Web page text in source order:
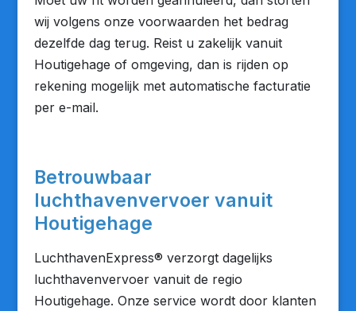
wij volgens onze voorwaarden het bedrag
dezelfde dag terug. Reist u zakelijk vanuit
Houtigehage of omgeving, dan is rijden op
rekening mogelijk met automatische facturatie
per e-mail.
Betrouwbaar
luchthavenvervoer vanuit
Houtigehage
LuchthavenExpress® verzorgt dagelijks
luchthavenvervoer vanuit de regio
Houtigehage. Onze service wordt door klanten